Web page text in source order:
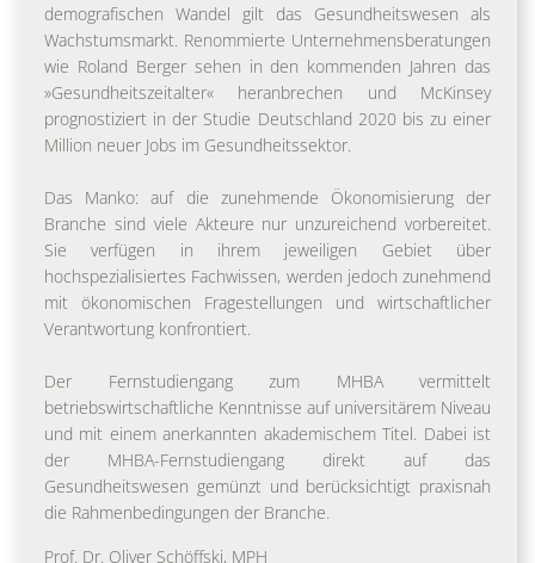
demografischen Wandel gilt das Gesundheitswesen als
Wachstumsmarkt. Renommierte Unternehmensberatungen
wie Roland Berger sehen in den kommenden Jahren das
»Gesundheitszeitalter« heranbrechen und McKinsey
prognostiziert in der Studie Deutschland 2020 bis zu einer
Million neuer Jobs im Gesundheitssektor.
Das Manko: auf die zunehmende Ökonomisierung der
Branche sind viele Akteure nur unzureichend vorbereitet.
Sie verfügen in ihrem jeweiligen Gebiet über
hochspezialisiertes Fachwissen, werden jedoch zunehmend
mit ökonomischen Fragestellungen und wirtschaftlicher
Verantwortung konfrontiert.
Der Fernstudiengang zum MHBA vermittelt
betriebswirtschaftliche Kenntnisse auf universitärem Niveau
und mit einem anerkannten akademischem Titel. Dabei ist
der MHBA-Fernstudiengang direkt auf das
Gesundheitswesen gemünzt und berücksichtigt praxisnah
die Rahmenbedingungen der Branche.
Prof. Dr. Oliver Schöffski, MPH